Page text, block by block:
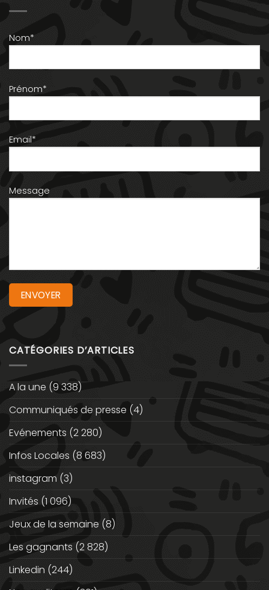
Nom*
Prénom*
Email*
Message
CATÉGORIES D’ARTICLES
A la une (9 338)
Communiqués de presse (4)
Evénements (2 280)
Infos Locales (8 683)
instagram (3)
Invités (1 096)
Jeux de la semaine (8)
Les gagnants (2 828)
Linkedin (244)